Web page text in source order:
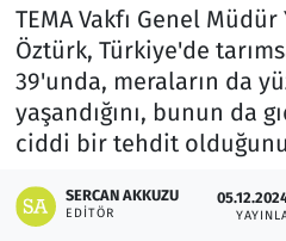
TEMA Vakfı Genel Müdür
Öztürk, Türkiye'de
39'unda, meraların da
yaşandığını, bunun da
ciddi bir tehdit
SERCAN AKKUZU
EDITÖR
Lezzet Durağı
Memur ve Kamu
Otomobil
Oyun